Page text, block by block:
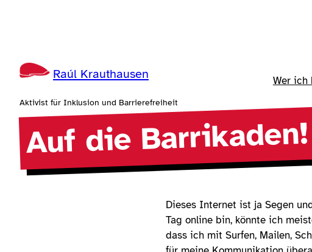
Raúl Krauthausen
Aktivist für Inklusion und Barrierefreiheit
Wer ich
Auf die
Dieses Internet ist ja Segen
Tag online bin, könnte ich
dass ich mit Surfen, Mailen,